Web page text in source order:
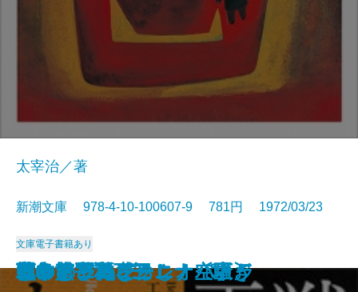
ようこそ地球さん
燃えよ剣〔下〕
燃えよ剣〔上〕
蒼い描点
カルメン
ゴリオ爺さん
安土往還記
戦争と平和 四
空の怪物アグイー
お伽草紙
太宰治／著
新潮文庫 978-4-10-100607-9 781円 1972/03/23
文庫電子書籍あり
戦争と平和 一
戦争と平和 二
戦争と平和 三
アントニーとクレオパトラ
つゆのひぬま
アンナ・カレーニナ〔下〕
アンナ・カレーニナ〔上〕
アンナ・カレーニナ〔中〕
じゃじゃ馬ならし・空騒ぎ
霧の旗